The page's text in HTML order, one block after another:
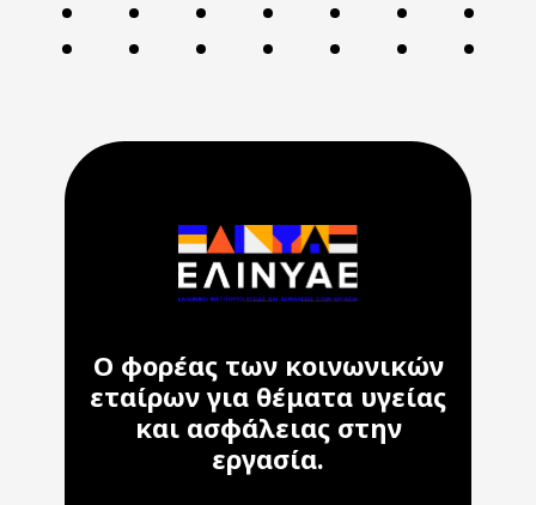
Ο φορέας των κοινωνικών
εταίρων για θέματα υγείας
και ασφάλειας στην
εργασία.